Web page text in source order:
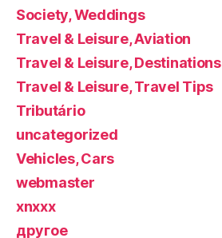
Society, Weddings
Travel & Leisure, Aviation
Travel & Leisure, Destinations
Travel & Leisure, Travel Tips
Tributário
uncategorized
Vehicles, Cars
webmaster
xnxxx
другое